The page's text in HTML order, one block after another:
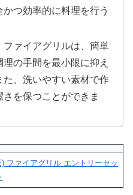
つ効率的に料理を行う
ァイアグリルは、簡単
の手間を最小限に抑え
た、洗いやすい素材で作
を保つことができま
ファイアグリル エントリーセッ